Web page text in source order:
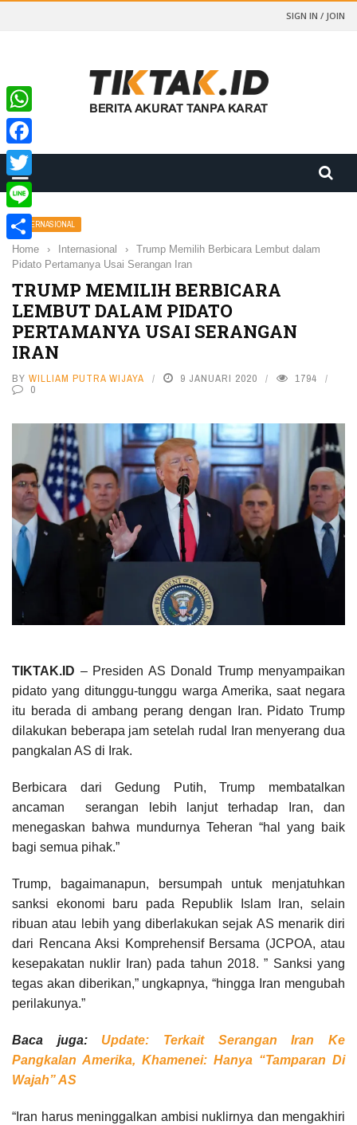
SIGN IN / JOIN
INTERNASIONAL
Home › Internasional ›
Trump Memilih Berbicara Lembut dalam
Pidato Pertamanya Usai Serangan Iran
TRUMP MEMILIH BERBICARA
LEMBUT DALAM PIDATO
PERTAMANYA USAI SERANGAN
IRAN
BY WILLIAM PUTRA WIJAYA 9 JANUARI 2020
1794
0
TIKTAK.ID – Presiden AS Donald Trump menyampaikan
pidato yang ditunggu-tunggu warga Amerika, saat negara
itu berada di ambang perang dengan Iran. Pidato Trump
dilakukan beberapa jam setelah rudal Iran menyerang dua
pangkalan AS di Irak.
Berbicara dari Gedung Putih, Trump membatalkan
ancaman serangan lebih lanjut terhadap Iran, dan
menegaskan bahwa mundurnya Teheran “hal yang baik
bagi semua pihak.”
Trump, bagaimanapun, bersumpah untuk menjatuhkan
sanksi ekonomi baru pada Republik Islam Iran, selain
ribuan atau lebih yang diberlakukan sejak AS menarik diri
dari Rencana Aksi Komprehensif Bersama (JCPOA, atau
kesepakatan nuklir Iran) pada tahun 2018. ” Sanksi yang
tegas akan diberikan,” ungkapnya, “hingga Iran mengubah
perilakunya.”
Baca juga: Update: Terkait Serangan Iran Ke
Pangkalan Amerika, Khamenei: Hanya “Tamparan Di
Wajah” AS
“Iran harus meninggalkan ambisi nuklirnya dan mengakhiri
WhatsApp
Facebook
Twitter
Line
Share